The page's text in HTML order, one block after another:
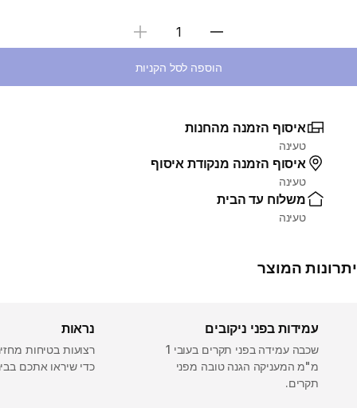
בחירת כמות
הוספה לסל הקניות
איסוף הזמנה מהחנות
טעינה
איסוף הזמנה מנקודת איסוף
טעינה
משלוח עד הבית
טעינה
יתרונות המוצר
עמידות בפני ניקובים
שכבה עמידה בפני תקרים בעובי 1
מ"מ המעניקה הגנה טובה מפני
תקרים.
נראות
רצועות בטיחות
כדי שיראו אתכם